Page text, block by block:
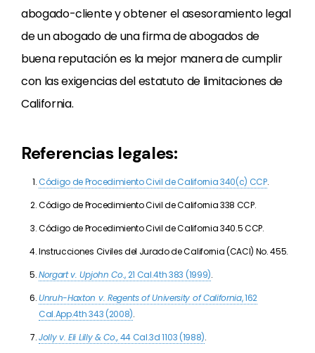
abogado-cliente y obtener el asesoramiento legal
de un abogado de una firma de abogados de
buena reputación es la mejor manera de cumplir
con las exigencias del estatuto de limitaciones de
California.
Referencias legales:
Código de Procedimiento Civil de California 340(c) CCP.
Código de Procedimiento Civil de California 338 CCP.
Código de Procedimiento Civil de California 340.5 CCP.
Instrucciones Civiles del Jurado de California (CACI) No. 455.
Norgart v. Upjohn Co., 21 Cal.4th 383 (1999).
Unruh-Haxton v. Regents of University of California, 162
Cal.App.4th 343 (2008).
Jolly v. Eli Lilly & Co.,44 Cal.3d 1103 (1988).